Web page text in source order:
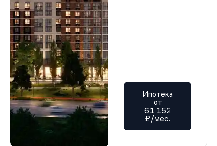
Ипотека
от
61 152
₽/мес.